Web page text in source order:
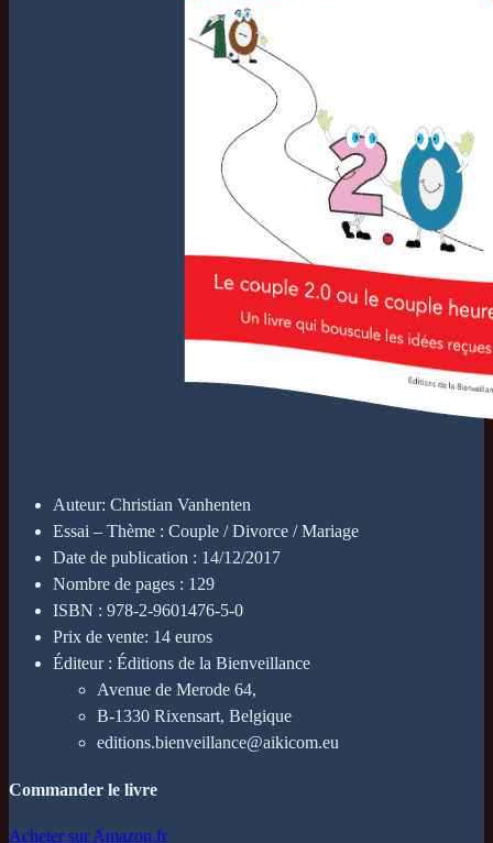
Auteur: Christian Vanhenten
Essai – Thème : Couple / Divorce / Mariage
Date de publication : 14/12/2017
Nombre de pages : 129
ISBN : 978-2-9601476-5-0
Prix de vente: 14 euros
Éditeur : Éditions de la Bienveillance
Avenue de Merode 64,
B-1330 Rixensart, Belgique
editions.bienveillance@aikicom.eu
Commander le livre
Acheter sur Amazon.fr